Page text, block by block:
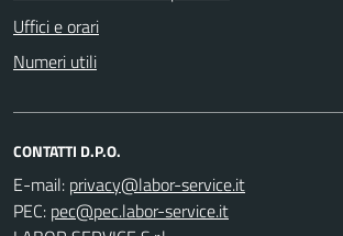
Uffici e orari
Numeri utili
CONTATTI D.P.O.
E-mail:
PEC: